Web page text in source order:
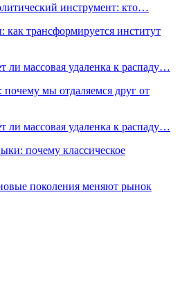
инструмент: кто…
трансформируется институт
ли массовая удаленка к распаду…
почему мы отдаляемся друг от
ли массовая удаленка к распаду…
почему классическое
поколения меняют рынок